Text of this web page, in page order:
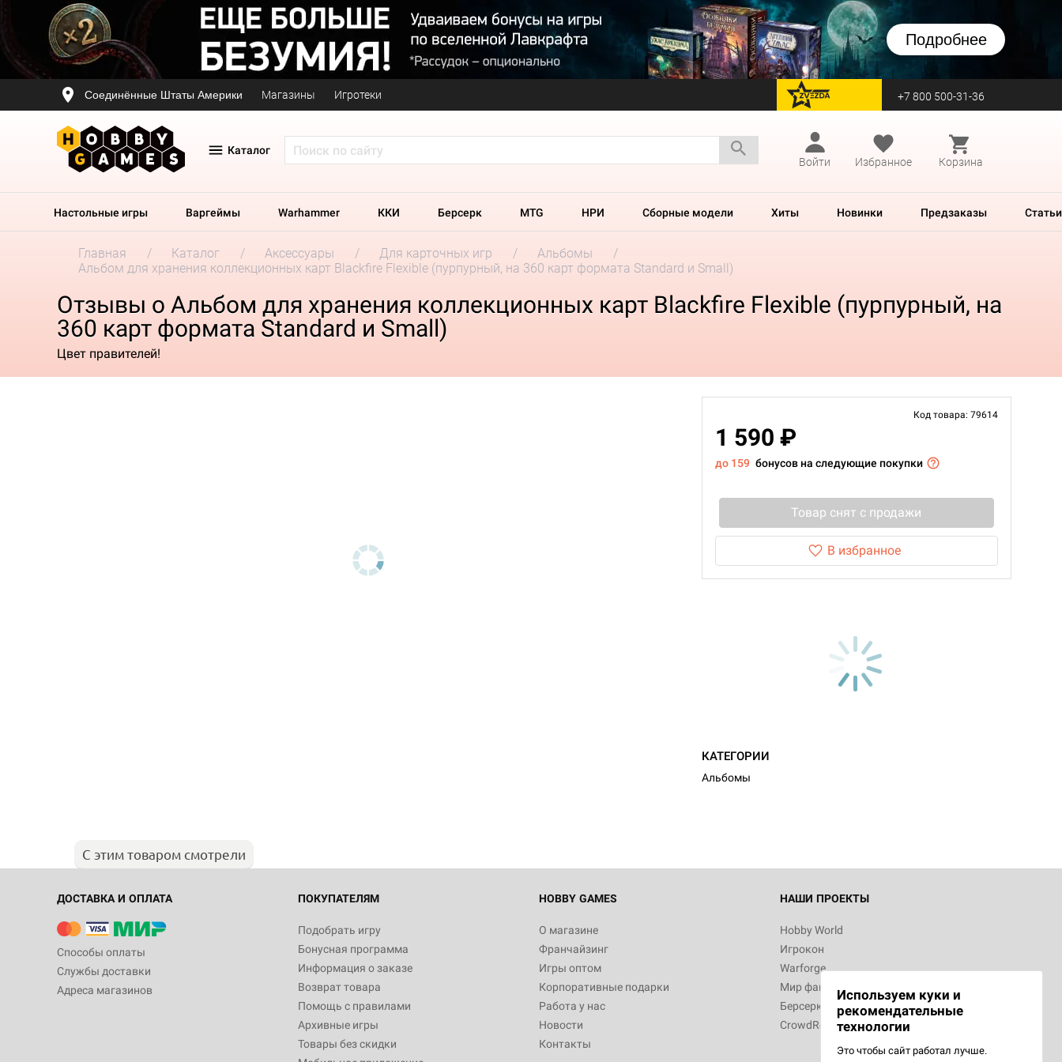
Подробнее
Соединённые Штаты Америки Магазины Игротеки перейти на Zvezda +7 800 500-31-36
Каталог
Войти
Избранное Корзина
Настольные игры Варгеймы Warhammer ККИ Берсерк MTG НРИ Сборные модели Хиты Новинки Предзаказы Статьи
Главная Каталог Аксессуары Для карточных игр
Альбомы
Альбом для хранения коллекционных карт Blackfire Flexible (пурпурный, на 360 карт формата Standard и Small)
Отзывы о Альбом для хранения коллекционных карт Blackfire Flexible (пурпурный, на
360 карт формата Standard и Small)
Цвет правителей!
Код товара: 79614
1 590 ₽
до 159 бонусов на следующие покупки
Товар снят с продажи
В избранное
КАТЕГОРИИ
Альбомы
С этим товаром смотрели
ДОСТАВКА И ОПЛАТА
Способы оплаты
Службы доставки
Адреса магазинов
ПОКУПАТЕЛЯМ
Подобрать игру
Бонусная программа
Информация о заказе
Возврат товара
Помощь с правилами
Архивные игры
Товары без скидки
HOBBY GAMES
О магазине
Франчайзинг
Игры оптом
Корпоративные подарки
Работа у нас
Новости
Контакты
НАШИ ПРОЕКТЫ
Hobby World
Игрокон
Warforge
Мир фантастики
Берсерк
CrowdRepublic
Используем куки и
рекомендательные
технологии
Это чтобы сайт работал лучше.